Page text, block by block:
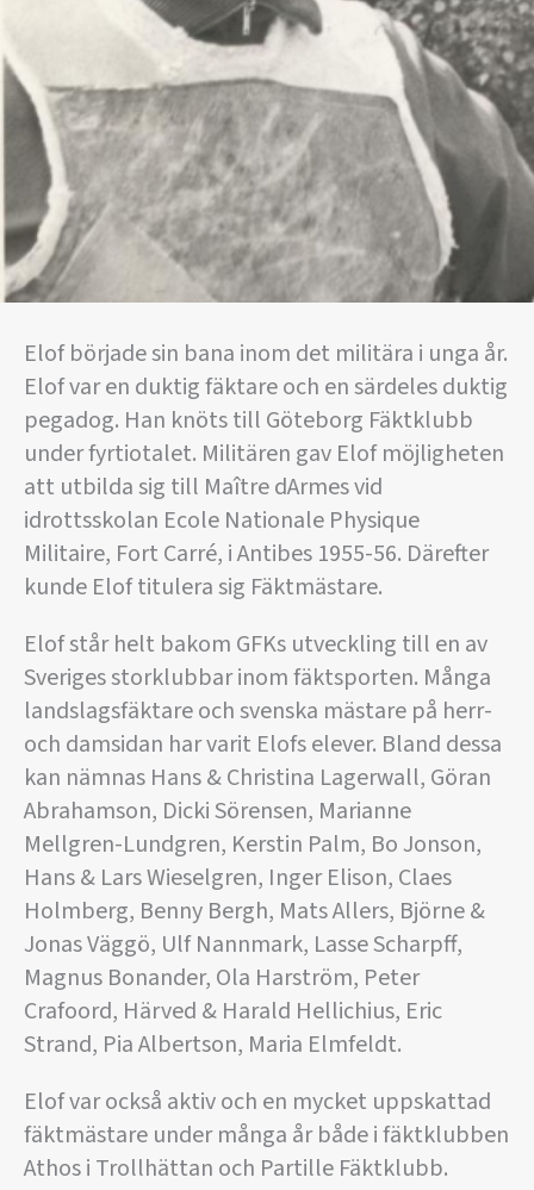
Elof började sin bana inom det militära i unga år.
Elof var en duktig fäktare och en särdeles duktig
pegadog. Han knöts till Göteborg Fäktklubb
under fyrtiotalet. Militären gav Elof möjligheten
att utbilda sig till Maître dArmes vid
idrottsskolan Ecole Nationale Physique
Militaire, Fort Carré, i Antibes 1955-56. Därefter
kunde Elof titulera sig Fäktmästare.
Elof står helt bakom GFKs utveckling till en av
Sveriges storklubbar inom fäktsporten. Många
landslagsfäktare och svenska mästare på herr-
och damsidan har varit Elofs elever. Bland dessa
kan nämnas Hans & Christina Lagerwall, Göran
Abrahamson, Dicki Sörensen, Marianne
Mellgren-Lundgren, Kerstin Palm, Bo Jonson,
Hans & Lars Wieselgren, Inger Elison, Claes
Holmberg, Benny Bergh, Mats Allers, Björne &
Jonas Väggö, Ulf Nannmark, Lasse Scharpff,
Magnus Bonander, Ola Harström, Peter
Crafoord, Härved & Harald Hellichius, Eric
Strand, Pia Albertson, Maria Elmfeldt.
Elof var också aktiv och en mycket uppskattad
fäktmästare under många år både i fäktklubben
Athos i Trollhättan och Partille Fäktklubb.